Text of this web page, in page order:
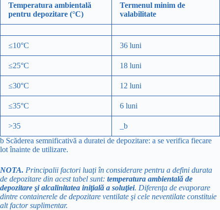
Temperatura ambientală
pentru depozitare (°C)
Termenul minim de
valabilitate
≤10°C 36 luni
≤25°C 18 luni
≤30°C 12 luni
≤35°C 6 luni
>35
_b
b Scăderea semnificativă a duratei de depozitare: a se verifica fiecare
lot înainte de utilizare.
NOTA. Principalii factori luaţi în considerare pentru a defini durata
de depozitare din acest tabel sunt: temperatura ambientală de
depozitare şi alcalinitatea iniţială a soluţiei. Diferenţa de evaporare
dintre containerele de depozitare ventilate şi cele neventilate constituie
alt factor suplimentar.